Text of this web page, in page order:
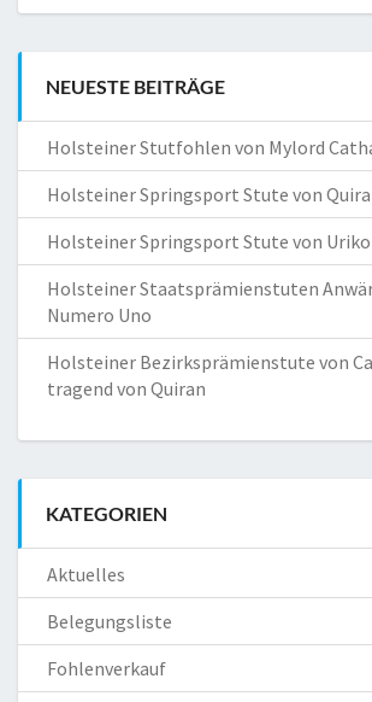
NEUESTE BEITRÄGE
Holsteiner Stutfohlen von Mylord
Holsteiner Springsport Stute von
Holsteiner Springsport Stute von Uriko
Holsteiner Staatsprämienstuten
Numero Uno
Holsteiner Bezirksprämienstute von
tragend von Quiran
KATEGORIEN
Aktuelles
Belegungsliste
Fohlenverkauf